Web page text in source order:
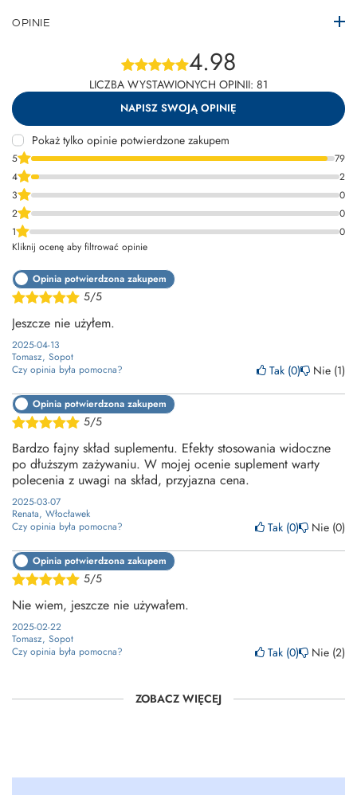
OPINIE
4.98
LICZBA WYSTAWIONYCH OPINII: 81
NAPISZ SWOJĄ OPINIĘ
Pokaż tylko opinie potwierdzone zakupem
5
79
4
2
3
0
2
0
1
0
Kliknij ocenę aby filtrować opinie
5/5
Opinia potwierdzona zakupem
Jeszcze nie użyłem.
2025-04-13
Tomasz, Sopot
Czy opinia była pomocna?
Tak 0 Nie 1
5/5
Opinia potwierdzona zakupem
Bardzo fajny skład suplementu. Efekty stosowania widoczne
po dłuższym zażywaniu. W mojej ocenie suplement warty
polecenia z uwagi na skład, przyjazna cena.
2025-03-07
Renata, Włocławek
Czy opinia była pomocna?
Tak 0 Nie 0
5/5
Opinia potwierdzona zakupem
Nie wiem, jeszcze nie używałem.
2025-02-22
Tomasz, Sopot
Czy opinia była pomocna?
Tak 0 Nie 2
ZOBACZ WIĘCEJ